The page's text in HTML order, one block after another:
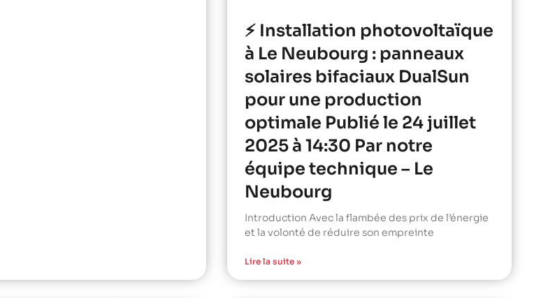
⚡ Installation photovoltaïque
à Le Neubourg : panneaux
solaires bifaciaux DualSun
pour une production
optimale Publié le 24 juillet
2025 à 14:30 Par notre
équipe technique – Le
Neubourg
Introduction Avec la flambée des prix de l’énergie
et la volonté de réduire son empreinte
Lire la suite »